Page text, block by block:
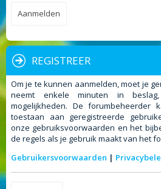
REGISTREER
Om je te kunnen aanmelden, moet je
neemt enkele minuten in
mogelijkheden. De forumbeheerder
toestaan aan geregistreerde
onze gebruiksvoorwaarden en het
de regels als je gebruik maakt van het
Gebruikersvoorwaarden |